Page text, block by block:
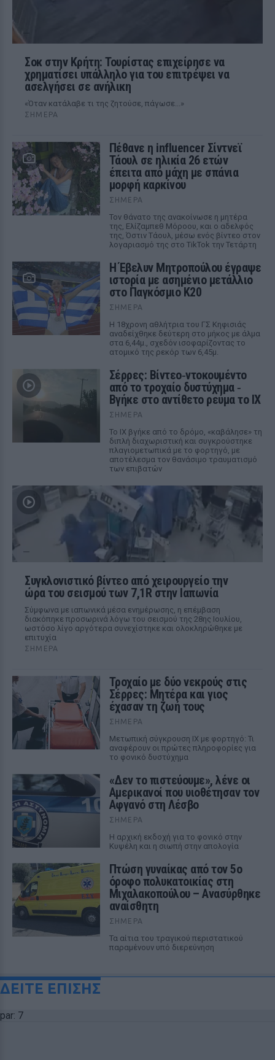
Σοκ στην Κρήτη: Τουρίστας επιχείρησε να
χρηματίσει υπάλληλο για του επιτρέψει να
ασελγήσει σε ανήλικη
«Όταν κατάλαβε τι της ζητούσε, πάγωσε...»
ΣΉΜΕΡΑ
Πέθανε η influencer Σίντνεϊ
Τάουλ σε ηλικία 26 ετών
έπειτα από μάχη με σπάνια
μορφή καρκίνου
ΣΉΜΕΡΑ
Τον θάνατο της ανακοίνωσε η μητέρα
της, Ελίζαμπεθ Μόροου, και ο αδελφός
της, Όστιν Τάουλ, μέσω ενός βίντεο στον
λογαριασμό της στο TikTok την Τετάρτη
Η Έβελυν Μητροπούλου έγραψε
ιστορία με ασημένιο μετάλλιο
στο Παγκόσμιο Κ20
ΣΉΜΕΡΑ
Η 18χρονη αθλήτρια του ΓΣ Κηφισιάς
αναδείχθηκε δεύτερη στο μήκος με άλμα
στα 6,44μ., σχεδόν ισοφαρίζοντας το
ατομικό της ρεκόρ των 6,45μ.
Σέρρες: Βίντεο‑ντοκουμέντο
από το τροχαίο δυστύχημα ‑
Βγήκε στο αντίθετο ρεύμα το ΙΧ
ΣΉΜΕΡΑ
Το ΙΧ βγήκε από το δρόμο, «καβάλησε» τη
διπλή διαχωριστική και συγκρούστηκε
πλαγιομετωπικά με το φορτηγό, με
αποτέλεσμα τον θανάσιμο τραυματισμό
των επιβατών
Συγκλονιστικό βίντεο από χειρουργείο την
ώρα του σεισμού των 7,1R στην Ιαπωνία
Σύμφωνα με ιαπωνικά μέσα ενημέρωσης, η επέμβαση
διακόπηκε προσωρινά λόγω του σεισμού της 28ης Ιουλίου,
ωστόσο λίγο αργότερα συνεχίστηκε και ολοκληρώθηκε με
επιτυχία
ΣΉΜΕΡΑ
Τροχαίο με δύο νεκρούς στις
Σέρρες: Μητέρα και γιος
έχασαν τη ζωή τους
ΣΉΜΕΡΑ
Μετωπική σύγκρουση ΙΧ με φορτηγό: Τι
αναφέρουν οι πρώτες πληροφορίες για
το φονικό δυστύχημα
«Δεν το πιστεύουμε», λένε οι
Αμερικανοί που υιοθέτησαν τον
Αφγανό στη Λέσβο
ΣΉΜΕΡΑ
Η αρχική εκδοχή για το φονικό στην
Κυψέλη και η σιωπή στην απολογία
Πτώση γυναίκας από τον 5ο
όροφο πολυκατοικίας στη
Μιχαλακοπούλου – Ανασύρθηκε
αναίσθητη
ΣΉΜΕΡΑ
Τα αίτια του τραγικού περιστατικού
παραμένουν υπό διερεύνηση
ΔΕΙΤΕ ΕΠΙΣΗΣ
par: 7